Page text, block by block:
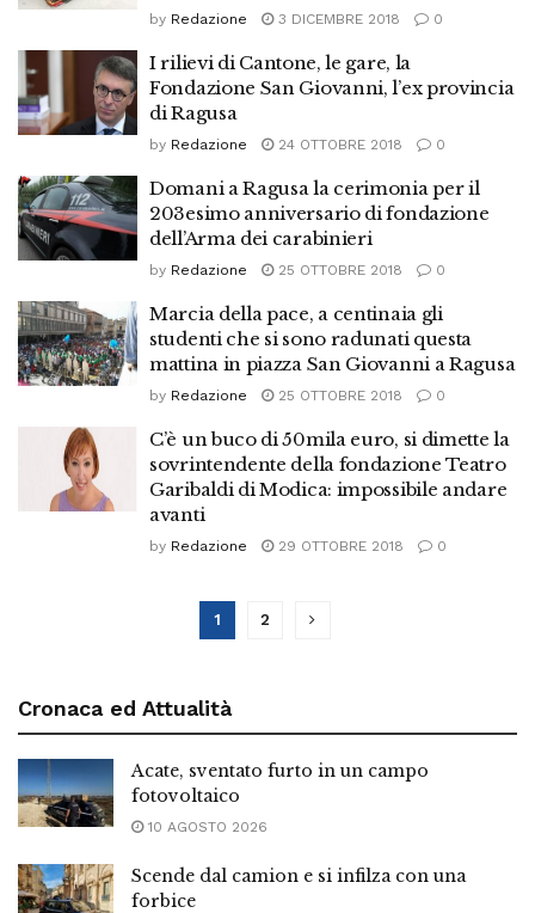
by Redazione 3 DICEMBRE 2018 0
I rilievi di Cantone, le gare, la
Fondazione San Giovanni, l’ex provincia
di Ragusa
by Redazione 24 OTTOBRE 2018 0
Domani a Ragusa la cerimonia per il
203esimo anniversario di fondazione
dell’Arma dei carabinieri
by Redazione 25 OTTOBRE 2018 0
Marcia della pace, a centinaia gli
studenti che si sono radunati questa
mattina in piazza San Giovanni a Ragusa
by Redazione 25 OTTOBRE 2018 0
C’è un buco di 50mila euro, si dimette la
sovrintendente della fondazione Teatro
Garibaldi di Modica: impossibile andare
avanti
by Redazione 29 OTTOBRE 2018 0
1 2
Cronaca ed Attualità
Acate, sventato furto in un campo
fotovoltaico
10 AGOSTO 2026
Scende dal camion e si infilza con una
forbice